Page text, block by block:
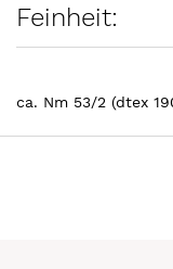
Feinheit:
ca. Nm 53/2 (dtex